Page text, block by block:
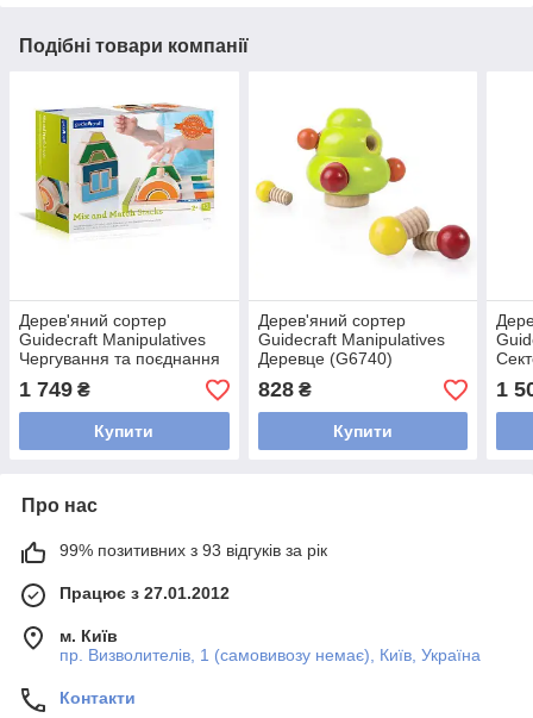
Подібні товари компанії
Дерев'яний сортер
Guidecraft Manipulatives
Чергування та поєднання
(G6735)
1 749 ₴
Купити
Дерев'яний сортер
Guidecraft Manipulatives
Деревце (G6740)
828₴
Купити
1
Про нас
99% позитивних з 93 відгуків за рік
Працює з 27.01.2012
м. Київ
пр. Визволителів, 1 (самовивозу немає), Київ, Україна
Контакти